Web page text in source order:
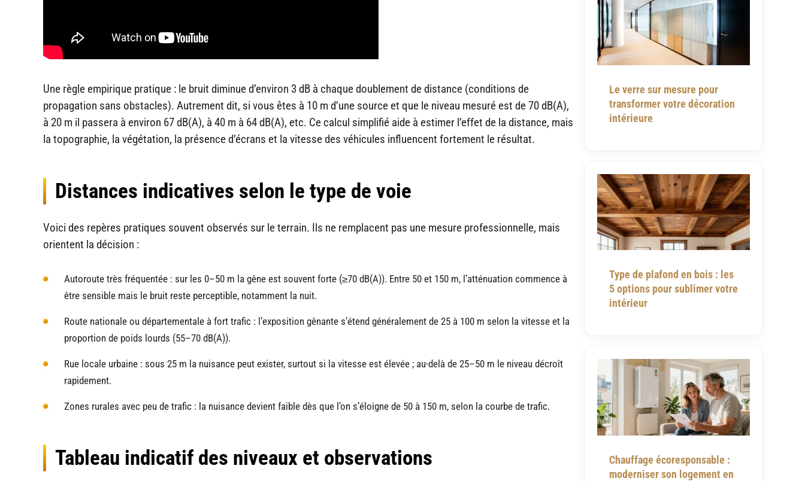
Une règle empirique pratique : le bruit diminue d’environ 3 dB à chaque doublement de distance (conditions de
propagation sans obstacles). Autrement dit, si vous êtes à 10 m d’une source et que le niveau mesuré est de 70 dB(A),
à 20 m il passera à environ 67 dB(A), à 40 m à 64 dB(A), etc. Ce calcul simplifié aide à estimer l’effet de la distance, mais
la topographie, la végétation, la présence d’écrans et la vitesse des véhicules influencent fortement le résultat.
Distances indicatives selon le type de voie
Voici des repères pratiques souvent observés sur le terrain. Ils ne remplacent pas une mesure professionnelle, mais
orientent la décision :
Autoroute très fréquentée : sur les 0–50 m la gêne est souvent forte (≥70 dB(A)). Entre 50 et 150 m, l’atténuation commence à
être sensible mais le bruit reste perceptible, notamment la nuit.
Route nationale ou départementale à fort trafic : l’exposition gênante s’étend généralement de 25 à 100 m selon la vitesse et la
proportion de poids lourds (55–70 dB(A)).
Rue locale urbaine : sous 25 m la nuisance peut exister, surtout si la vitesse est élevée ; au-delà de 25–50 m le niveau décroît
rapidement.
Zones rurales avec peu de trafic : la nuisance devient faible dès que l’on s’éloigne de 50 à 150 m, selon la courbe de trafic.
Tableau indicatif des niveaux et observations
Le verre sur mesure pour
transformer votre décoration
intérieure
Type de plafond en bois : les
5 options pour sublimer votre
intérieur
Chauffage écoresponsable :
moderniser son logement en